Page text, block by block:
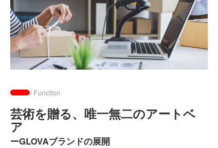
Function
芸術を贈る、唯一無二のアートベ
ア
ーGLOVAブランドの展開